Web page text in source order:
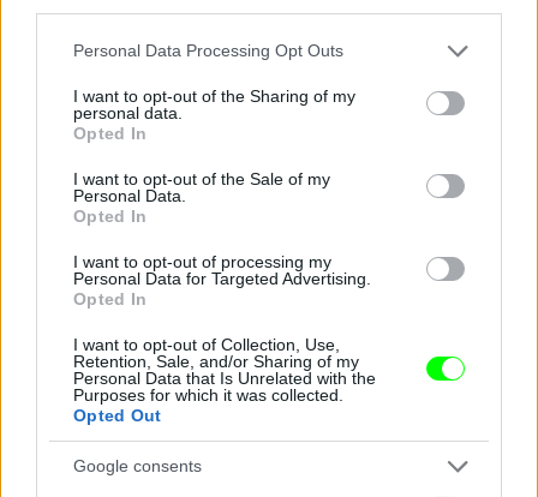
Please note that this website/app uses one or more Google
not limited to your visit or usage behaviour. You may click to
grant or deny consent to Google and its third-party tags to
use your data for below specified purposes in below Google
consent section.
Personal Data Processing Opt Outs
I want to opt-out of the Sharing of my
personal data.
Opted In
I want to opt-out of the Sale of my
Personal Data.
Opted In
I want to opt-out of processing my
Personal Data for Targeted Advertising.
Opted In
I want to opt-out of Collection, Use,
Retention, Sale, and/or Sharing of my
Personal Data that Is Unrelated with the
Purposes for which it was collected.
Opted Out
Google consents
A svéd Viktor Parazdik szintén, de most már
ugrojunk!
Jön még kép!